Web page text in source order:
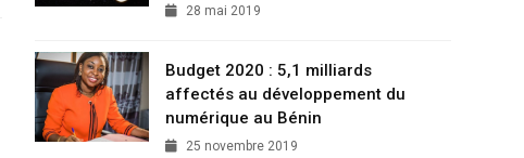
28 mai 2019
Budget 2020 : 5,1 milliards
affectés au développement du
numérique au Bénin
25 novembre 2019